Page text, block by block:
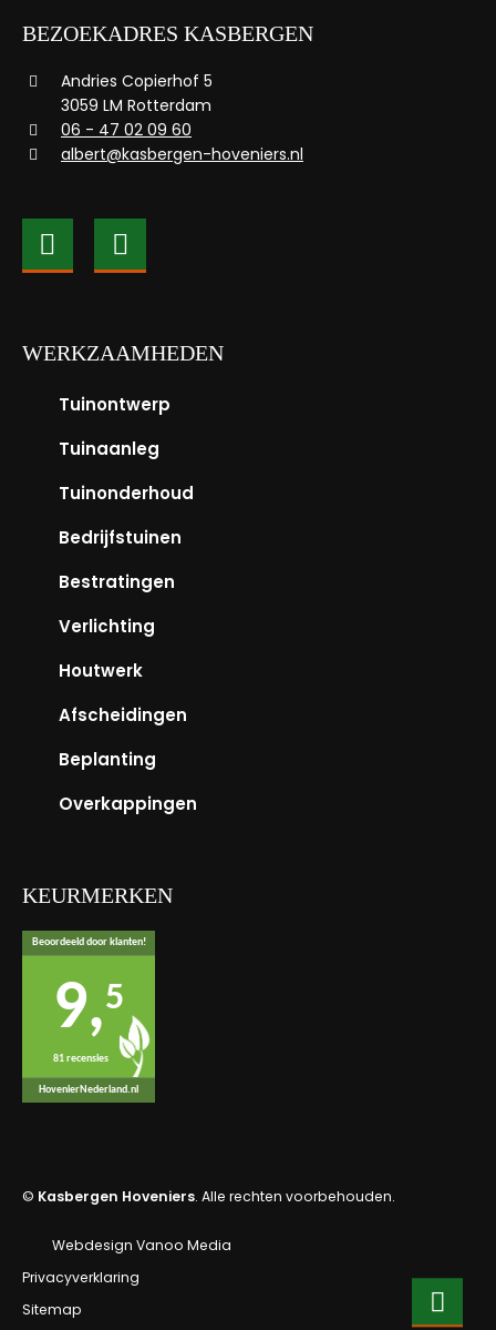
BEZOEKADRES KASBERGEN
Andries Copierhof 5
3059 LM Rotterdam
06 - 47 02 09 60
albert@kasbergen-hoveniers.nl
WERKZAAMHEDEN
Tuinontwerp
Tuinaanleg
Tuinonderhoud
Bedrijfstuinen
Bestratingen
Verlichting
Houtwerk
Afscheidingen
Beplanting
Overkappingen
KEURMERKEN
Beoordeeld door klanten!
9,5
81 recensies
HovenierNederland.nl
© Kasbergen Hoveniers. Alle rechten voorbehouden.
Webdesign Vanoo Media
Privacyverklaring
Sitemap